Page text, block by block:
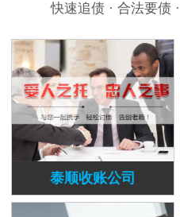
快速追债 · 合法要债
泰顺收账公司